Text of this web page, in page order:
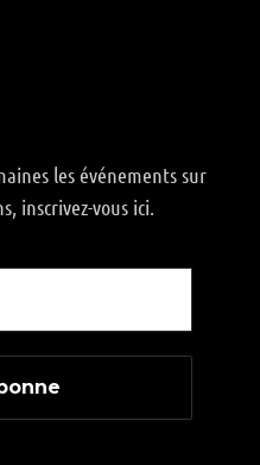
les événements sur
inscrivez-vous ici.